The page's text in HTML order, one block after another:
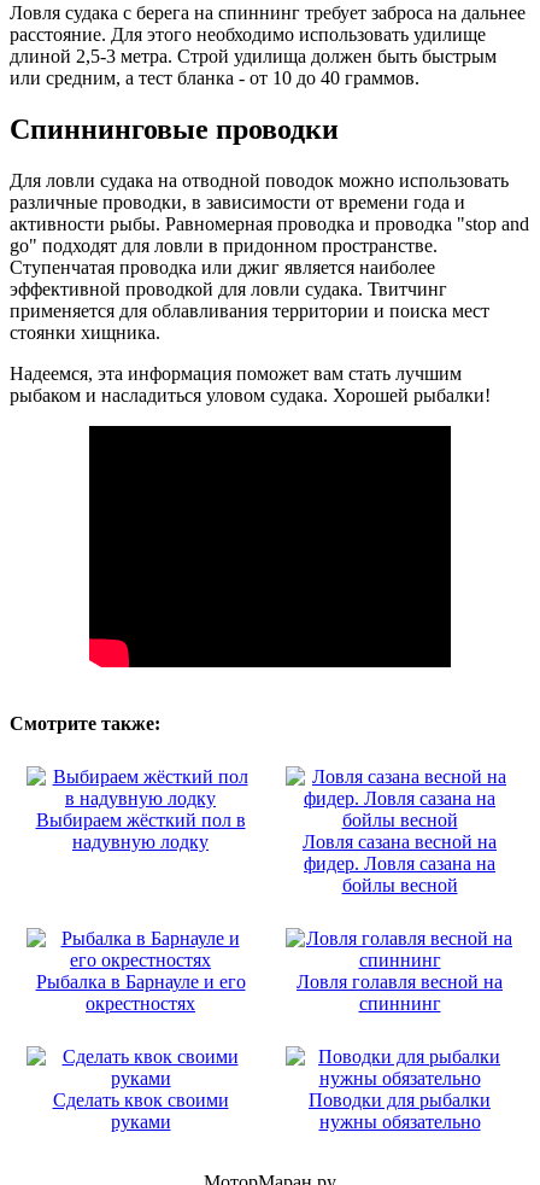
Ловля судака с берега на спиннинг требует заброса на дальнее
расстояние. Для этого необходимо использовать удилище
длиной 2,5-3 метра. Строй удилища должен быть быстрым
или средним, а тест бланка - от 10 до 40 граммов.
Спиннинговые проводки
Для ловли судака на отводной поводок можно использовать
различные проводки, в зависимости от времени года и
активности рыбы. Равномерная проводка и проводка "stop and
go" подходят для ловли в придонном пространстве.
Ступенчатая проводка или джиг является наиболее
эффективной проводкой для ловли судака. Твитчинг
применяется для облавливания территории и поиска мест
стоянки хищника.
Надеемся, эта информация поможет вам стать лучшим
рыбаком и насладиться уловом судака. Хорошей рыбалки!
Смотрите также:
Выбираем жёсткий пол в
надувную лодку
Ловля сазана весной на
фидер. Ловля сазана на
бойлы весной
Рыбалка в Барнауле и его
окрестностях
Ловля голавля весной на
спиннинг
Сделать квок своими
руками
Поводки для рыбалки
нужны обязательно